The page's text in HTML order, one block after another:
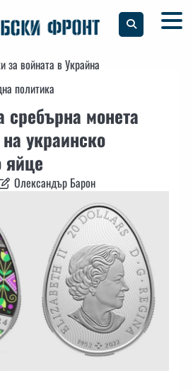
за войната в Украйна
политика
сребърна монета
украинско
яйце
Олександър Барон